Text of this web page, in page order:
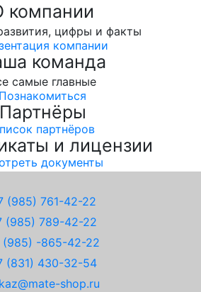
компании
цифры и факты
компании
команда
самые главные
Познакомиться
Партнёры
партнёров
и лицензии
документы
(985) 761-42-22
(985) 789-42-22
(985) -865-42-22
(831) 430-32-54
shop.ru